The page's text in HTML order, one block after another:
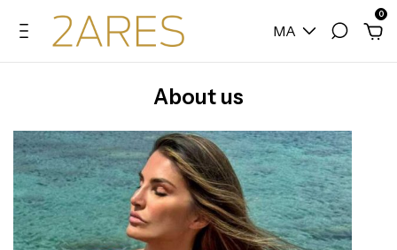
MA
0
About us